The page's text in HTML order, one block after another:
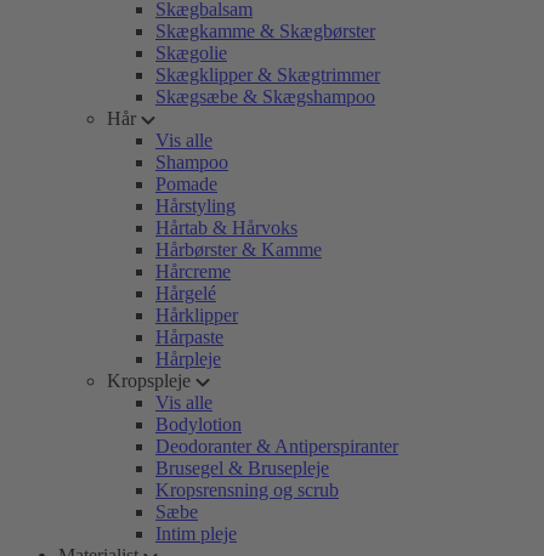
Skægbalsam
Skægkamme & Skægbørster
Skægolie
Skægklipper & Skægtrimmer
Skægsæbe & Skægshampoo
Hår
Vis alle
Shampoo
Pomade
Hårstyling
Hårtab & Hårvoks
Hårbørster & Kamme
Hårcreme
Hårgelé
Hårklipper
Hårpaste
Hårpleje
Kropspleje
Vis alle
Bodylotion
Deodoranter & Antiperspiranter
Brusegel & Brusepleje
Kropsrensning og scrub
Sæbe
Intim pleje